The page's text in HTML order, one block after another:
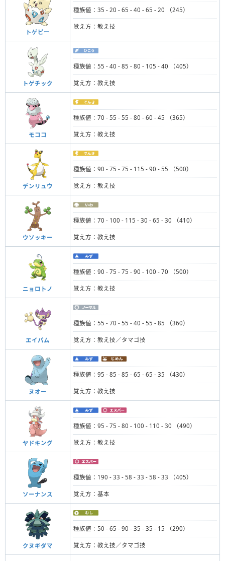
トゲピー
種族値：35 - 20 - 65 - 40 - 65 - 20 （245）
覚え方：教え技
トゲチック
種族値：55 - 40 - 85 - 80 - 105 - 40 （405）
覚え方：教え技
モココ
種族値：70 - 55 - 55 - 80 - 60 - 45 （365）
覚え方：教え技
デンリュウ
種族値：90 - 75 - 75 - 115 - 90 - 55 （500）
覚え方：教え技
ウソッキー
種族値：70 - 100 - 115 - 30 - 65 - 30 （410）
覚え方：教え技
ニョロトノ
種族値：90 - 75 - 75 - 90 - 100 - 70 （500）
覚え方：教え技
エイパム
種族値：55 - 70 - 55 - 40 - 55 - 85 （360）
覚え方：教え技／タマゴ技
ヌオー
種族値：95 - 85 - 85 - 65 - 65 - 35 （430）
覚え方：教え技
ヤドキング
種族値：95 - 75 - 80 - 100 - 110 - 30 （490）
覚え方：教え技
ソーナンス
種族値：190 - 33 - 58 - 33 - 58 - 33 （405）
覚え方：基本
クヌギダマ
種族値：50 - 65 - 90 - 35 - 35 - 15 （290）
覚え方：教え技／タマゴ技